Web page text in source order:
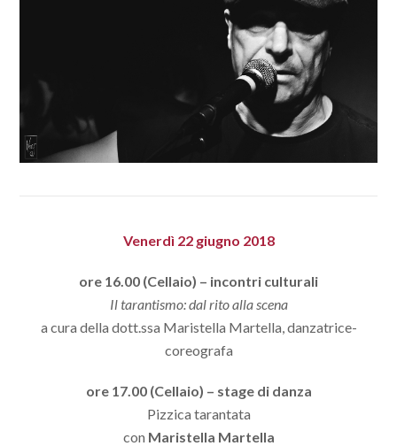
Venerdì 22 giugno 2018
ore 16.00 (Cellaio) – incontri culturali
Il tarantismo: dal rito alla scena
a cura della dott.ssa Maristella Martella, danzatrice-
coreografa
ore 17.00 (Cellaio) – stage di danza
Pizzica tarantata
con Maristella Martella